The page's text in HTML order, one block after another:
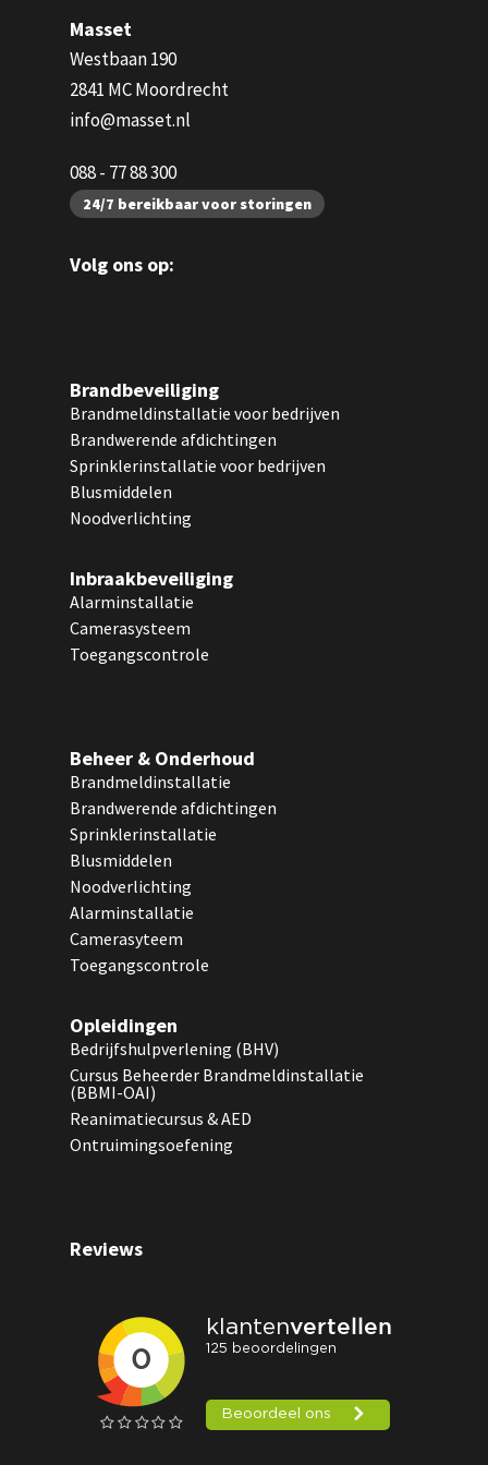
Masset
Westbaan 190
2841 MC Moordrecht
info@masset.nl
088 - 77 88 300
24/7 bereikbaar voor storingen
Volg ons op:
Brandbeveiliging
Brandmeldinstallatie voor bedrijven
Brandwerende afdichtingen
Sprinklerinstallatie voor bedrijven
Blusmiddelen
Noodverlichting
Inbraakbeveiliging
Alarminstallatie
Camerasysteem
Toegangscontrole
Beheer & Onderhoud
Brandmeldinstallatie
Brandwerende afdichtingen
Sprinklerinstallatie
Blusmiddelen
Noodverlichting
Alarminstallatie
Camerasyteem
Toegangscontrole
Opleidingen
Bedrijfshulpverlening (BHV)
Cursus Beheerder Brandmeldinstallatie
(BBMI-OAI)
Reanimatiecursus & AED
Ontruimingsoefening
Reviews